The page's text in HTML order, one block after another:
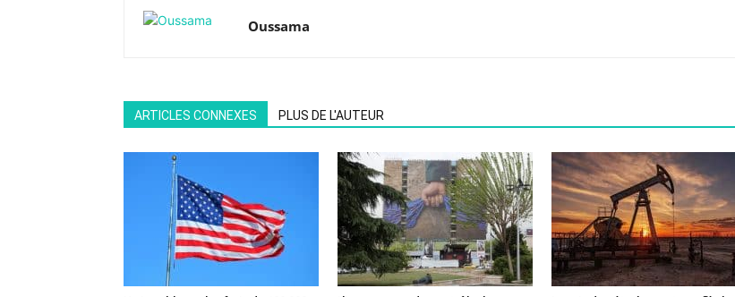
Oussama
ARTICLES CONNEXES PLUS DE L'AUTEUR